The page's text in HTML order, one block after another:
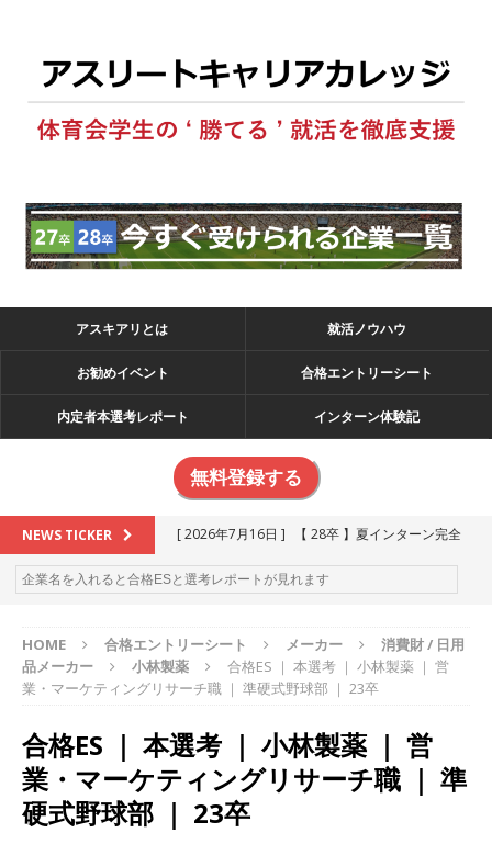
アスキアリとは 就活ノウハウ
お勧めイベント 合格エントリーシート
内定者本選考レポート インターン体験記
無料登録する
NEWS TICKER [ 2026年7月16日 ]
【 28卒 】夏インターン完全
攻略セミナー ｜ 予約フォーム
お勧めイベン
[ 2026年6月13日 ] ≪ 27卒 ≫アスキヤリ個人相
談｜予約フォーム
お勧めイベント
る優良企業一覧（26社）
体育会積極採用企業
[ 2026年5月16日 ]
【 2028卒 】 今すぐ受けられ
る優良企業一覧（18社）
HOME 合格エントリーシート メーカー
消費財 / 日用
品メーカー
小林製薬
合格ES ｜ 本選考 ｜ 小林製薬 ｜ 営
業・マーケティングリサーチ職 ｜ 準硬式野球部 ｜ 23卒
合格ES ｜ 本選考 ｜ 小林製薬 ｜ 営
業・マーケティングリサーチ職 ｜ 準
硬式野球部 ｜ 23卒